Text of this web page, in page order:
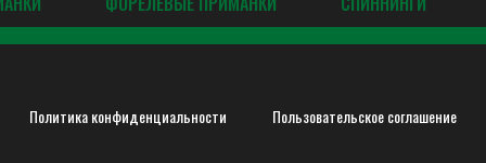
Политика конфиденциальности Пользовательское соглашение